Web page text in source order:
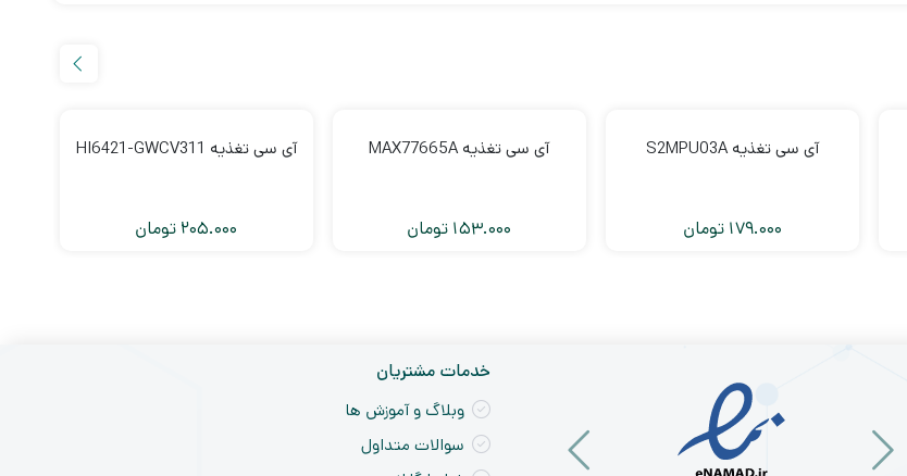
آی سی تغذیه S2MPU03A
179.000 تومان
آی سی تغذیه MAX77665A
153.000 تومان
آی سی تغذیه HI6421-GWCV311
205.000 تومان
خدمات مشتریان
وبلاگ و آموزش ها
سوالات متداول